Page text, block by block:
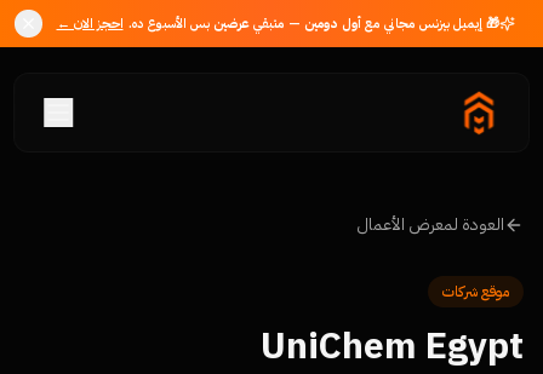
🎁 إيميل بيزنس مجاني معأول دومين — متبقي عرضينبس الأسبوع ده. احجز الان ←
العودة لمعرض الأعمال
موقع شركات
UniChem Egypt